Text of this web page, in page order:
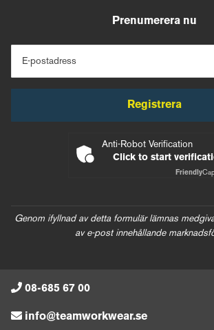
Prenumerera nu
E-postadress
Registrera
Anti-Robot Verification
Click to start
Friendly
Genom ifyllnad av detta formulär lämnas
av e-post innehållande
08-685 67 00
info@teamworkwear.se